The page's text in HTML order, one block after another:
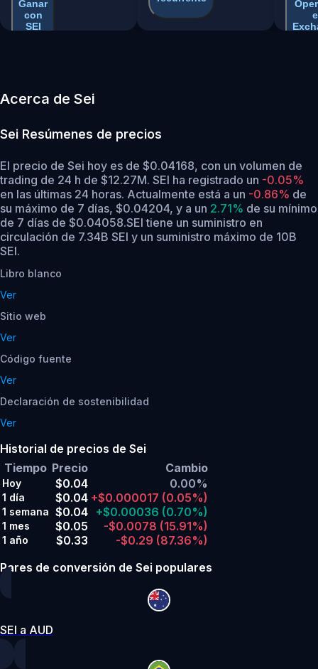
Ganar
con
SEI
Acerca de Sei
Sei Resúmenes de precios
El precio de Sei hoy es de $0.04168, con un volumen de
trading de 24 h de $12.27M. SEI ha registrado un -0.05%
en las últimas 24 horas. Actualmente está a un -0.86% de
su máximo de 7 días, $0.04204, y a un 2.71% de su mínimo
de 7 días de $0.04058.SEI tiene un suministro en
circulación de 7.34B SEI y un suministro máximo de 10B
SEI.
Libro blanco
Ver
Sitio web
Ver
Código fuente
Ver
Declaración de sostenibilidad
Ver
Historial de precios de Sei
Tiempo Precio Cambio
Hoy $0.04 0.00%
1 día $0.04 +$0.000017 (0.05%)
1 semana $0.04 +$0.00036 (0.70%)
1 mes $0.05 -$0.0078 (15.91%)
1 año $0.33 -$0.29 (87.36%)
Pares de conversión de Sei populares
SEI a AUD